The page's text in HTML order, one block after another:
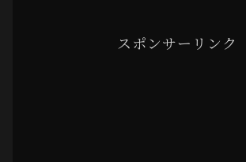
スポンサーリンク